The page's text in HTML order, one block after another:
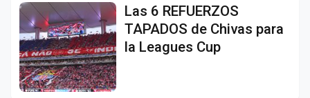
Las 6 REFUERZOS
TAPADOS de Chivas para
la Leagues Cup